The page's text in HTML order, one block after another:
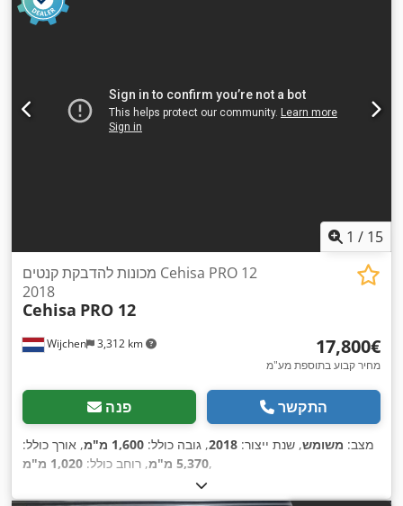
1 / 15
Wijchen 3,312 km
מכונות להדבקת קנטים Cehisa PRO 12
2018
Cehisa PRO 12
‏17,800 ‏€
מחיר קבוע בתוספת מע"מ
פנה התקשר
מצב: משומש, שנת ייצור: 2018, גובה כולל: 1,600 מ"מ
, אורך כולל:
5,370 מ"מ
, רוחב כולל: 1,020 מ"מ ,